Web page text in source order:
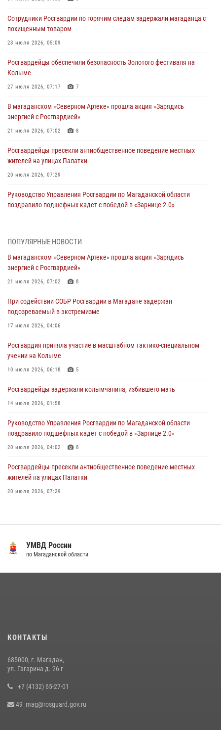
Сотрудники Росгвардии по горячим следам задержали магаданца с
похищенным товаром
28 июля 2026, 05:09
Росгвардейцы обеспечили безопасность Золотого фестиваля на
Колыме
27 июля 2026, 07:17 7
В магаданском «Северном Артеке» прошла акция «Зарядись
энергией с Росгвардией»
21 июля 2026, 07:02 8
Росгвардейцы пресекли антиобщественное поведение местных
жителей на улицах Палатки
20 июля 2026, 07:29
Руководство Управления Росгвардии по Магаданской области
поздравило подшефных кадет с победой в «Зарнице 2.0»
При содействии СОБР Росгвардии в Магадане задержан
17 июля 2026, 04:06
«Каникулы с Росгвардией» продолжаются на Колыме
Начальник Главного штаба – первый заместитель директора
Росгвардии Герой России генерал-полковник Сергей Бойко
15 июля 2026, 06:21
Кинологический тандем из Магадана завоевал бронзу на
15 июля 2026, 04:34
ПОПУЛЯРНЫЕ НОВОСТИ
В магаданском «Северном Артеке» прошла акция «Зарядись
энергией с Росгвардией»
21 июля 2026, 07:02 8
При содействии СОБР Росгвардии в Магадане задержан
подозреваемый в экстремизме
17 июля 2026, 04:06
Росгвардия приняла участие в масштабном тактико-специальном
учении на Колыме
10 июля 2026, 06:18 5
Росгвардейцы задержали колымчанина, избившего мать
14 июля 2026, 01:58
Руководство Управления Росгвардии по Магаданской области
поздравило подшефных кадет с победой в «Зарнице 2.0»
20 июля 2026, 04:02 8
Росгвардейцы пресекли антиобщественное поведение местных
жителей на улицах Палатки
20 июля 2026, 07:29
16 июля 2026, 03:27 6
Кинологический тандем из Магадана завоевал бронзу на
соревнованиях Восточного округа Росгвардии
15 июля 2026, 06:21
УМВД России
по Магаданской области
КОНТАКТЫ
685000, г. Магадан,
ул. Гагарина д. 26 г
+7 (4132) 65-27-01
49_mag@rosguard.gov.ru